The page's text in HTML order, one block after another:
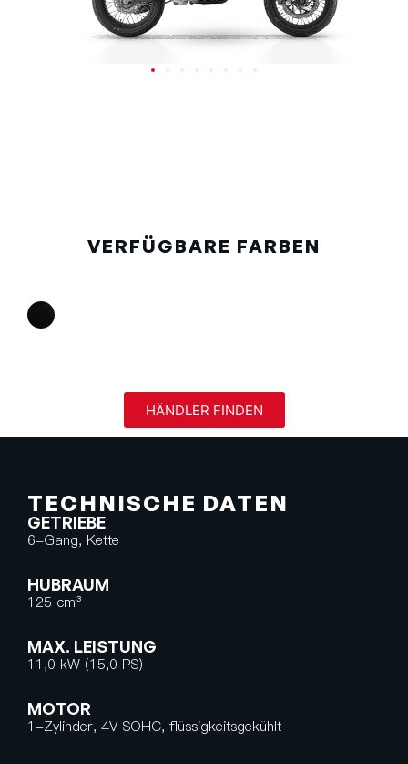
VERFÜGBARE FARBEN
HÄNDLER FINDEN
TECHNISCHE DATEN
GETRIEBE
6-Gang, Kette
HUBRAUM
125 cm³
MAX. LEISTUNG
11,0 kW (15,0 PS)
MOTOR
1-Zylinder, 4V SOHC, flüssigkeitsgekühlt